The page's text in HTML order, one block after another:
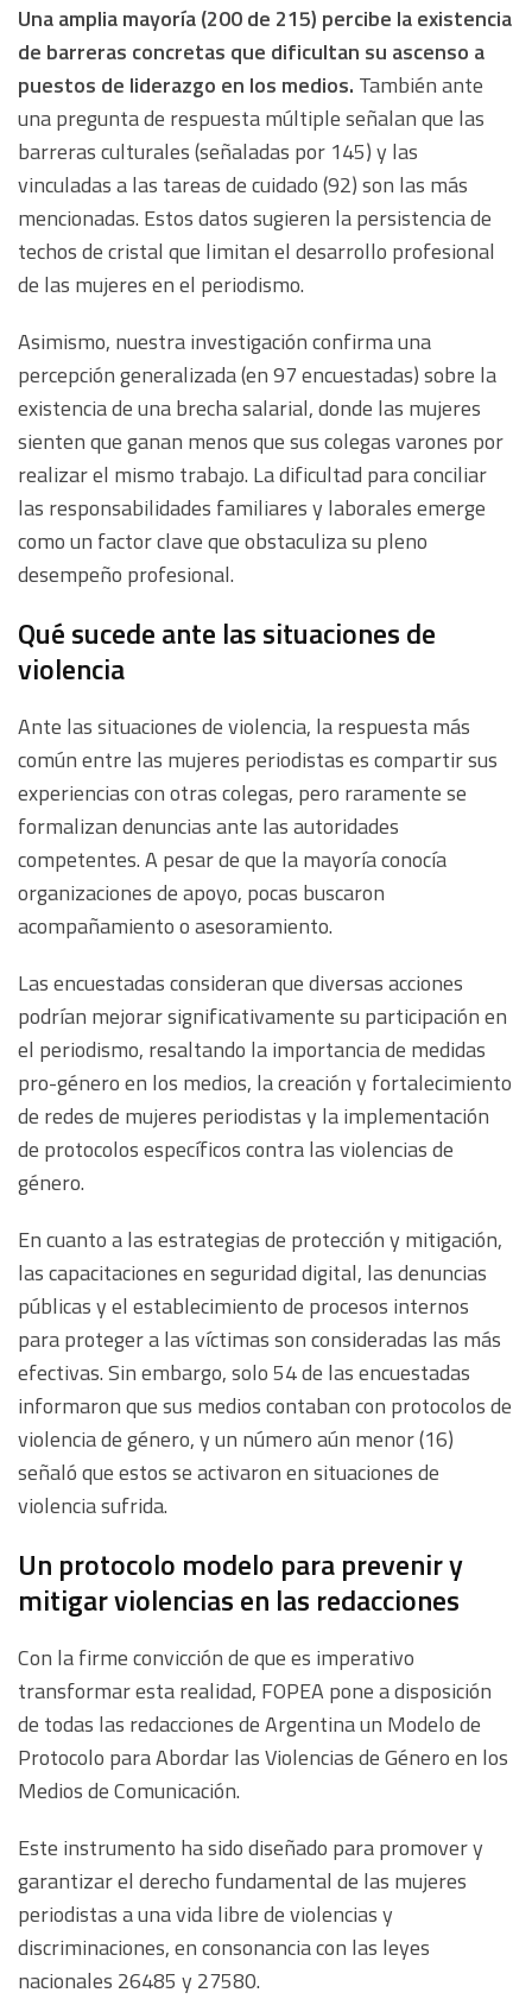
Una amplia mayoría (200 de 215) percibe la existencia
de barreras concretas que dificultan su ascenso a
puestos de liderazgo en los medios. También ante
una pregunta de respuesta múltipleseñalan que las
barreras culturales (señaladas por 145) y las
vinculadas a las tareas de cuidado (92) son las más
mencionadas. Estos datos sugieren la persistencia de
techos de cristal que limitan el desarrollo profesional
de las mujeres en el periodismo.
Asimismo, nuestra investigación confirma una
percepción generalizada (en 97 encuestadas) sobre la
existencia de una brecha salarial, donde las mujeres
sienten que ganan menos que sus colegas varones por
realizar el mismo trabajo. La dificultad para conciliar
las responsabilidades familiares y laborales emerge
como un factor clave que obstaculiza su pleno
desempeño profesional.
Qué sucede ante las situaciones de
violencia
Ante las situaciones de violencia, la respuesta más
común entre las mujeres periodistas es compartir sus
experiencias con otras colegas, pero raramente se
formalizan denuncias ante las autoridades
competentes. A pesar de que la mayoría conocía
organizaciones de apoyo, pocas buscaron
acompañamiento o asesoramiento.
Las encuestadas consideran que diversas acciones
podrían mejorar significativamente su participación en
el periodismo, resaltando la importancia de medidas
pro-género en los medios, la creación y fortalecimiento
de redes de mujeres periodistas y la implementación
de protocolos específicos contra las violencias de
género.
En cuanto a las estrategias de protección y mitigación,
las capacitaciones en seguridad digital, las denuncias
públicas y el establecimiento de procesos internos
para proteger a las víctimas son consideradas las más
efectivas. Sin embargo, solo 54 de las encuestadas
informaron que sus medios contaban con protocolos de
violencia de género, y un número aún menor (16)
señaló que estos se activaron en situaciones de
violencia sufrida.
Un protocolo modelo para prevenir y
mitigar violencias en las redacciones
Con la firme convicción de que es imperativo
transformar esta realidad, FOPEA pone a disposición
de todas las redacciones de Argentina un Modelo de
Protocolo para Abordar las Violencias de Género en los
Medios de Comunicación.
Este instrumento ha sido diseñado para promover y
garantizar el derecho fundamental de las mujeres
periodistas a una vida libre de violencias y
discriminaciones, en consonancia con las leyes
nacionales 26485 y 27580.